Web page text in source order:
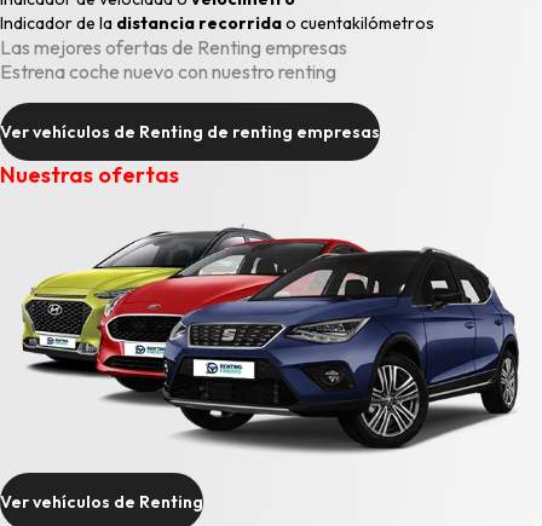
Indicador de la distancia recorridao cuentakilómetros
Las mejores ofertas de Renting empresas
Estrena coche nuevo con nuestro renting
Ver vehículos de Renting de renting empresas
Nuestras ofertas
Ver vehículos de Renting